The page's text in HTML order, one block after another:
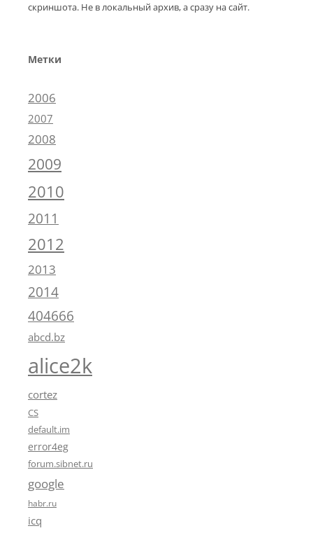
скриншота. Не в локальный архив, а сразу на сайт.
Метки
2006
2007
2008
2009
2010
2011
2012
2013
2014
404666
abcd.bz
alice2k
cortez
CS
default.im
error4eg
forum.sibnet.ru
google
habr.ru
icq